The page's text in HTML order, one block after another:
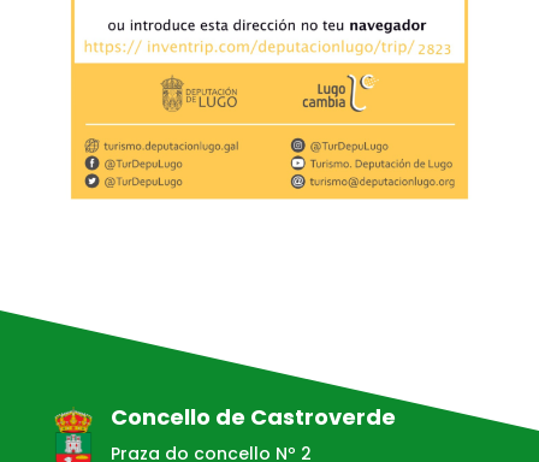
Concello de Castroverde
Praza do concello Nº 2